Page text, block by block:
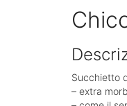
Succhietto
– extra